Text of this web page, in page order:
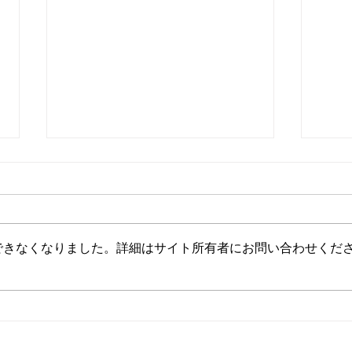
なくなりました。詳細はサイト所有者にお問い合わせくださ